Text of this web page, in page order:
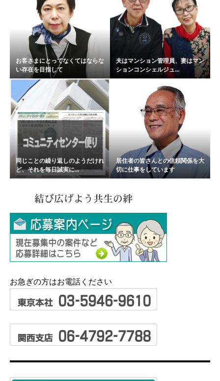
お客さまにとってなくてはならな
い存在を目指して
夫はマンション管理員、妻はマン
ションコンシェルジュ...
同じことの繰り返しのようだけれ
ど、それを毎日誠実に...
居住者の皆さんとの信頼関係を大
切に仕事をしています
お急ぎの方はお電話ください